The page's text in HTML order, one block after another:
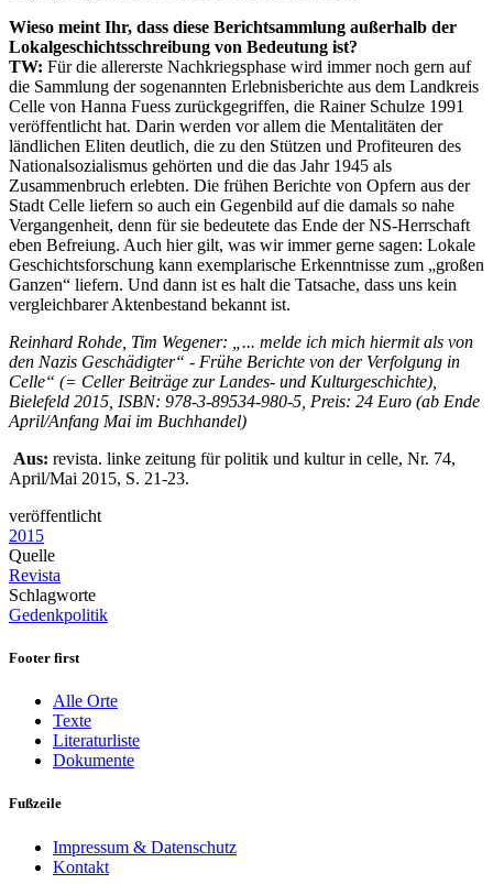
Wieso meint Ihr, dass diese Berichtsammlung außerhalb der
Lokalgeschichtsschreibung von Bedeutung ist?
TW: Für die allererste Nachkriegsphase wird immer noch gern auf
die Sammlung der sogenannten Erlebnisberichte aus dem Landkreis
Celle von Hanna Fuess zurückgegriffen, die Rainer Schulze 1991
veröffentlicht hat. Darin werden vor allem die Mentalitäten der
ländlichen Eliten deutlich, die zu den Stützen und Profiteuren des
Nationalsozialismus gehörten und die das Jahr 1945 als
Zusammenbruch erlebten. Die frühen Berichte von Opfern aus der
Stadt Celle liefern so auch ein Gegenbild auf die damals so nahe
Vergangenheit, denn für sie bedeutete das Ende der NS-Herrschaft
eben Befreiung. Auch hier gilt, was wir immer gerne sagen: Lokale
Geschichtsforschung kann exemplarische Erkenntnisse zum „großen
Ganzen“ liefern. Und dann ist es halt die Tatsache, dass uns kein
vergleichbarer Aktenbestand bekannt ist.
Reinhard Rohde, Tim Wegener: „... melde ich mich hiermit als von
den Nazis Geschädigter“ - Frühe Berichte von der Verfolgung in
Celle“ (= Celler Beiträge zur Landes- und Kulturgeschichte),
Bielefeld 2015, ISBN: 978-3-89534-980-5, Preis: 24 Euro (ab Ende
April/Anfang Mai im Buchhandel)
Aus: revista. linke zeitung für politik und kultur in celle, Nr. 74,
April/Mai 2015, S. 21-23.
veröffentlicht
2015
Quelle
Revista
Schlagworte
Gedenkpolitik
Footer first
Alle Orte
Texte
Literaturliste
Dokumente
Fußzeile
Impressum & Datenschutz
Kontakt